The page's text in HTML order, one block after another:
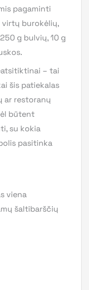
pagaminti
virtų burokėlių,
g bulvių, 10 g
– tai
šis patiekalas
ar restoranų
būtent
su kokia
pasitinka
viena
šaltibarščių